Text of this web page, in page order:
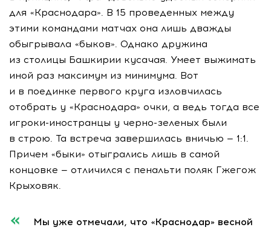
для «Краснодара». В 15 проведенных между
этими командами матчах она лишь дважды
обыгрывала «быков». Однако дружина
из столицы Башкирии кусачая. Умеет выжимать
иной раз максимум из минимума. Вот
и в поединке первого круга изловчилась
отобрать у «Краснодара» очки, а ведь тогда все
игроки-иностранцы у черно-зеленых были
в строю. Та встреча завершилась вничью — 1:1.
Причем «быки» отыгрались лишь в самой
концовке — отличился с пенальти поляк Гжегож
Крыховяк.
Мы уже отмечали, что «Краснодар» весной